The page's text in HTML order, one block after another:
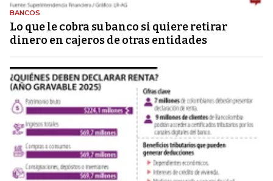
BANCOS
Lo que le cobra su banco si quiere retirar
dinero en cajeros de otras entidades